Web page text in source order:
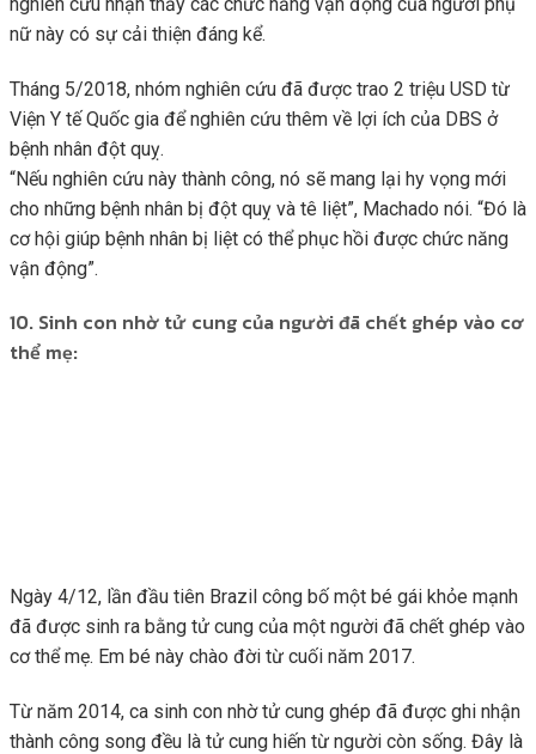
nữ này có sự cải thiện đáng kể.
Tháng 5/2018, nhóm nghiên cứu đã được trao 2 triệu USD từ
Viện Y tế Quốc gia để nghiên cứu thêm về lợi ích của DBS ở
bệnh nhân đột quỵ.
“Nếu nghiên cứu này thành công, nó sẽ mang lại hy vọng mới
cho những bệnh nhân bị đột quỵ và tê liệt”, Machado nói. “Đó là
cơ hội giúp bệnh nhân bị liệt có thể phục hồi được chức năng
vận động”.
10. Sinh con nhờ tử cung của người đã chết ghép vào cơ
thể mẹ:
Ngày 4/12, lần đầu tiên Brazil công bố một bé gái khỏe mạnh
đã được sinh ra bằng tử cung của một người đã chết ghép vào
cơ thể mẹ. Em bé này chào đời từ cuối năm 2017.
Từ năm 2014, ca sinh con nhờ tử cung ghép đã được ghi nhận
thành công song đều là tử cung hiến từ người còn sống. Đây là